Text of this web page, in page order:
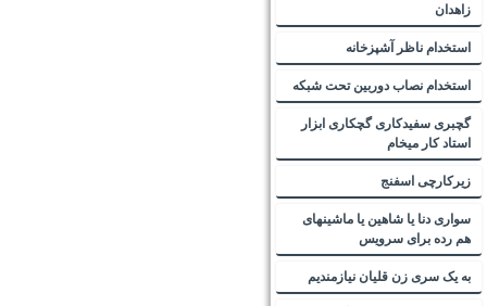
زاهدان
استخدام ناظر آشپزخانه
استخدام نصاب دوربین تحت شبکه
گچبری سفیدکاری گچکاری ابزار
استاد کار میخام
زیرکارچی اسفنج
سواری دنا یا شاهین یا ماشینهای
هم رده برای سرویس
به یک سری زن قلیان نیازمندیم